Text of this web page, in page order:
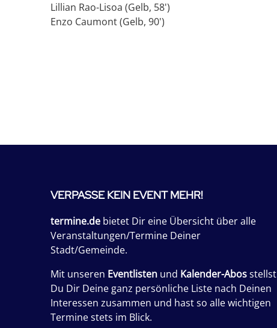
Lillian Rao-Lisoa (Gelb, 58')
Enzo Caumont (Gelb, 90')
VERPASSE KEIN EVENT MEHR!
termine.de bietet Dir eine Übersicht über alle
Veranstaltungen/Termine Deiner
Stadt/Gemeinde.
Mit unseren Eventlisten und Kalender-Abosstellst
Du Dir Deine ganz persönliche Liste nach Deinen
Interessen zusammen und hast so alle wichtigen
Termine stets im Blick.